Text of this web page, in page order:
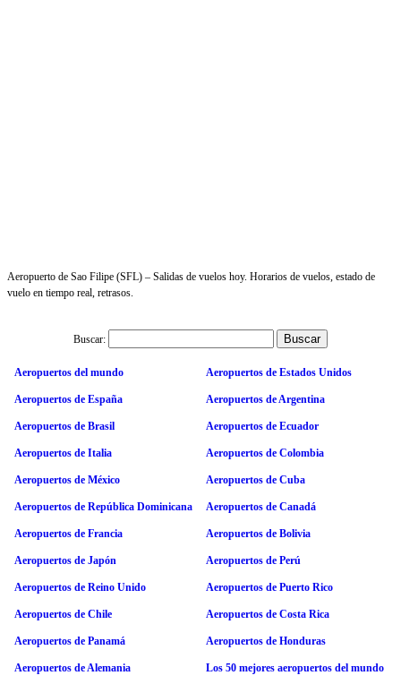
Aeropuerto de Sao Filipe (SFL) – Salidas de vuelos hoy. Horarios de vuelos, estado de
vuelo en tiempo real, retrasos.
Buscar:
Aeropuertos del mundo Aeropuertos de Estados Unidos
Aeropuertos de España Aeropuertos de Argentina
Aeropuertos de Brasil Aeropuertos de Ecuador
Aeropuertos de Italia Aeropuertos de Colombia
Aeropuertos de México Aeropuertos de Cuba
Aeropuertos de República Dominicana Aeropuertos de Canadá
Aeropuertos de Francia Aeropuertos de Bolivia
Aeropuertos de Japón Aeropuertos de Perú
Aeropuertos de Reino Unido Aeropuertos de Puerto Rico
Aeropuertos de Chile Aeropuertos de Costa Rica
Aeropuertos de Panamá Aeropuertos de Honduras
Aeropuertos de Alemania Los 50 mejores aeropuertos del mundo